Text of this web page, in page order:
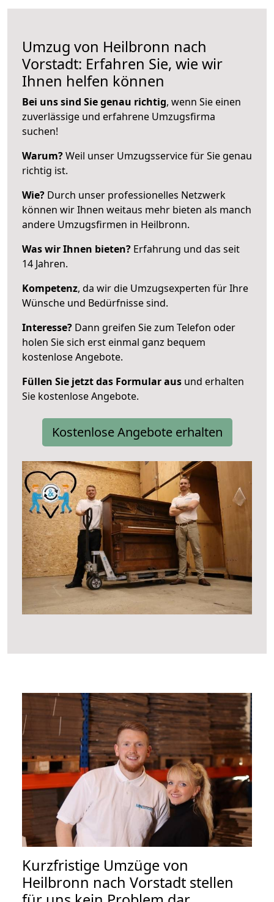
Umzug von Heilbronn nach
Vorstadt: Erfahren Sie, wie wir
Ihnen helfen können
Bei uns sind Sie genau richtig, wenn Sie einen
zuverlässige und erfahrene Umzugsfirma
suchen!
Warum?Weil unser Umzugsservice für Sie genau
richtig ist.
Wie? Durch unser professionelles Netzwerk
können wir Ihnen weitaus mehr bieten als manch
andere Umzugsfirmen in Heilbronn.
Was wir Ihnen bieten? Erfahrung und das seit
14 Jahren.
Kompetenz, da wir die Umzugsexperten für Ihre
Wünsche und Bedürfnisse sind.
Interesse? Dann greifen Sie zum Telefon oder
holen Sie sich erst einmal ganz bequem
kostenlose Angebote.
Füllen Sie jetzt das Formular aus und erhalten
Sie kostenlose Angebote.
Kostenlose Angebote erhalten
Kurzfristige Umzüge von
Heilbronn nach Vorstadt stellen